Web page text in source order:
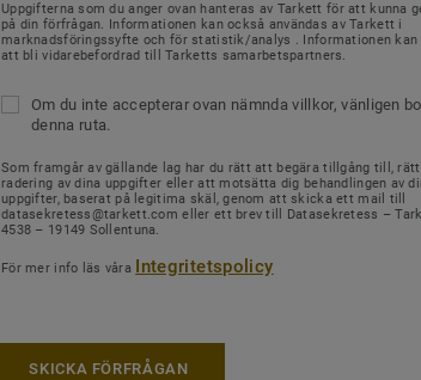
Uppgifterna som du anger ovan hanteras av Tarkett för att kunna
på din förfrågan. Informationen kan också användas av Tarkett i
marknadsföringssyfte och för statistik/analys . Informationen kan
att bli vidarebefordrad till Tarketts samarbetspartners.
Om du inte accepterar ovan nämnda villkor, vänligen
denna ruta.
Som framgår av gällande lag har du rätt att begära tillgång till,
radering av dina uppgifter eller att motsätta dig behandlingen av
uppgifter, baserat på legitima skäl, genom att skicka ett mail till
datasekretess@tarkett.com eller ett brev till Datasekretess –
4538 – 19149 Sollentuna.
För mer info läs våra Integritetspolicy
SKICKA FÖRFRÅGAN